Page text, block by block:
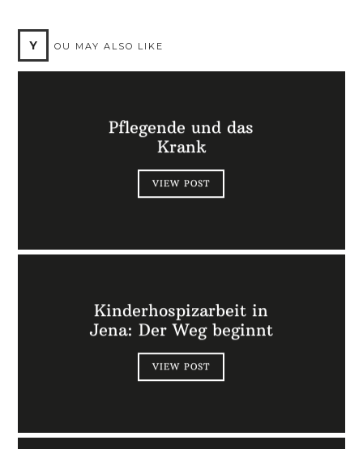
Y OU MAY ALSO LIKE
Pflegende und das
Krank
VIEW POST
Kinderhospizarbeit in
Jena: Der Weg beginnt
VIEW POST